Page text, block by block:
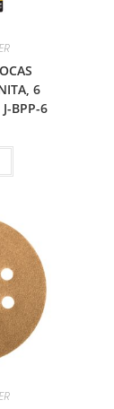
6
BPP-6